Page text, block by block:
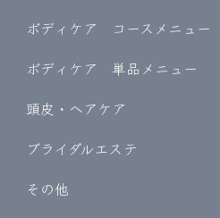
ボディケア コースメニュー
ボディケア 単品メニュー
頭皮・ヘアケア
ブライダルエステ
その他